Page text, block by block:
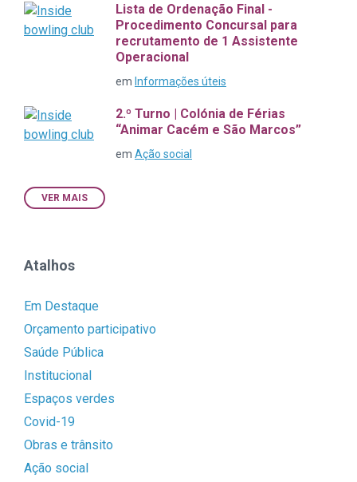
Lista de Ordenação Final -
Procedimento Concursal para
recrutamento de 1 Assistente
Operacional
em Informações úteis
2.º Turno | Colónia de Férias
“Animar Cacém e São Marcos”
em Ação social
VER MAIS
Atalhos
Em Destaque
Orçamento participativo
Saúde Pública
Institucional
Espaços verdes
Covid-19
Obras e trânsito
Ação social